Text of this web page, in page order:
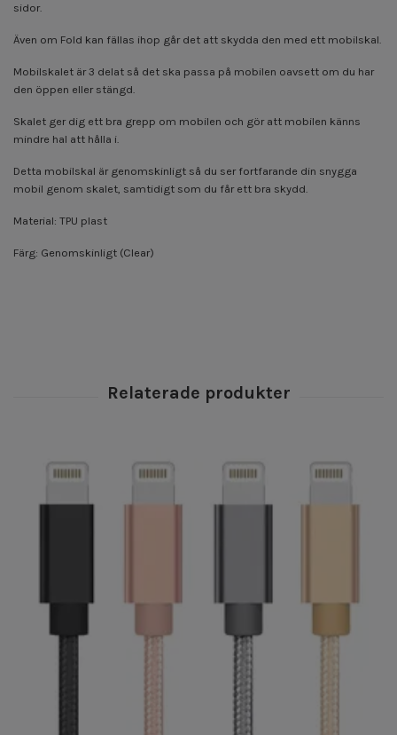
sidor.
Även om Fold kan fällas ihop går det att skydda den med ett mobilskal.
Mobilskalet är 3 delat så det ska passa på mobilen oavsett om du har
den öppen eller stängd.
Skalet ger dig ett bra grepp om mobilen och gör att mobilen känns
mindre hal att hålla i.
Detta mobilskal är genomskinligt så du ser fortfarande din snygga
mobil genom skalet, samtidigt som du får ett bra skydd.
Material: TPU plast
Färg: Genomskinligt (Clear)